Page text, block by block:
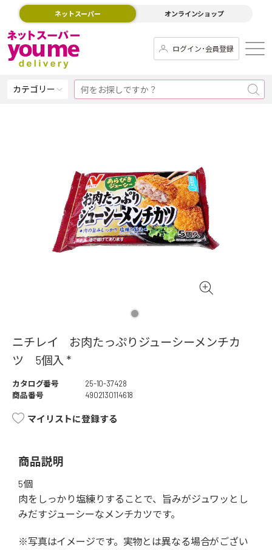
ネットスーパー オンラインショップ
ログイン･会員登録
カテゴリー
ニチレイ お肉たっぷりジューシーメンチカ
ツ 5個入 *
カタログ番号
25-10-37428
商品番号
4902130114618
マイリストに登録する
商品説明
5個
肉をしっかり塩練りすることで、旨みがジュワッとし
みだすジューシーなメンチカツです。
※写真はイメージです。実物とは異なる場合がござい